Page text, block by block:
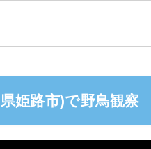
姫路市)で野鳥観察